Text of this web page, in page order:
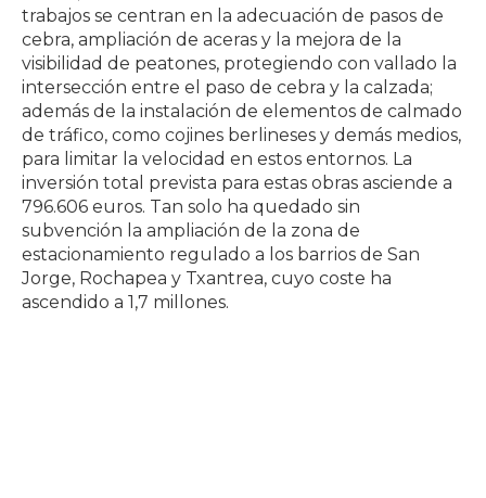
trabajos se centran en la adecuación de pasos de
cebra, ampliación de aceras y la mejora de la
visibilidad de peatones, protegiendo con vallado la
intersección entre el paso de cebra y la calzada;
además de la instalación de elementos de calmado
de tráfico, como cojines berlineses y demás medios,
para limitar la velocidad en estos entornos. La
inversión total prevista para estas obras asciende a
796.606 euros. Tan solo ha quedado sin
subvención la ampliación de la zona de
estacionamiento regulado a los barrios de San
Jorge, Rochapea y Txantrea, cuyo coste ha
ascendido a 1,7 millones.